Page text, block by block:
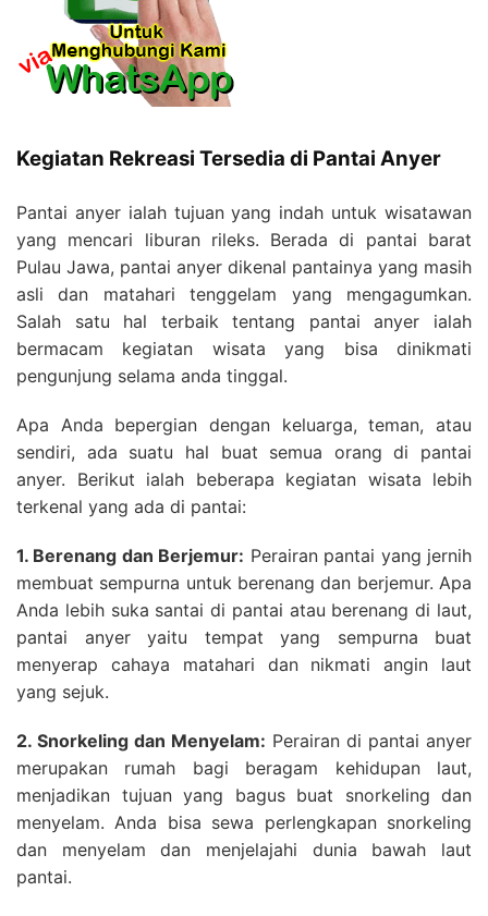
Kegiatan Rekreasi Tersedia di Pantai Anyer
Pantai anyer ialah tujuan yang indah untuk wisatawan
yang mencari liburan rileks. Berada di pantai barat
Pulau Jawa, pantai anyer dikenal pantainya yang masih
asli dan matahari tenggelam yang mengagumkan.
Salah satu hal terbaik tentang pantai anyer ialah
bermacam kegiatan wisata yang bisa dinikmati
pengunjung selama anda tinggal.
Apa Anda bepergian dengan keluarga, teman, atau
sendiri, ada suatu hal buat semua orang di pantai
anyer. Berikut ialah beberapa kegiatan wisata lebih
terkenal yang ada di pantai:
1. Berenang dan Berjemur: Perairan pantai yang jernih
membuat sempurna untuk berenang dan berjemur. Apa
Anda lebih suka santai di pantai atau berenang di laut,
pantai anyer yaitu tempat yang sempurna buat
menyerap cahaya matahari dan nikmati angin laut
yang sejuk.
2. Snorkeling dan Menyelam: Perairan di pantai anyer
merupakan rumah bagi beragam kehidupan laut,
menjadikan tujuan yang bagus buat snorkeling dan
menyelam. Anda bisa sewa perlengkapan snorkeling
dan menyelam dan menjelajahi dunia bawah laut
pantai.